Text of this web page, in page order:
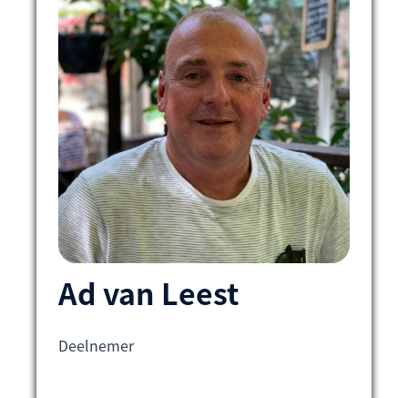
Ad van Leest
Deelnemer